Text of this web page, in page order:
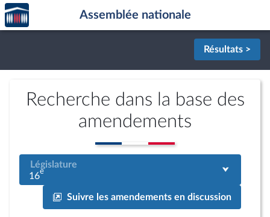
Aller au contenu
Aller en bas de la page
Accèder
à la
page
Assemblée nationale
Résultats >
Recherche dans la base des
amendements
Législature
16e
Suivre les amendements en discussion